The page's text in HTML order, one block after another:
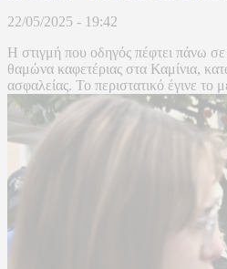
22/05/2025 - 19:42
Η στιγμή που οδηγός πέφτει πάνω σε
θαμώνα καφετέριας στα Καμίνια,
ασφαλείας. Το περιστατικό έγινε το